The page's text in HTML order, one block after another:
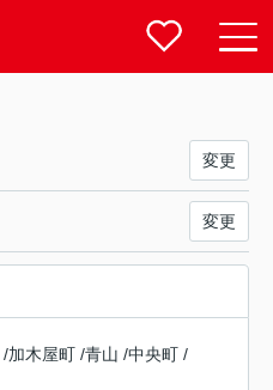
変更
変更
/加木屋町 /青山 /中央町 /